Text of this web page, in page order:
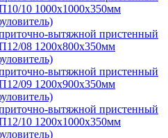
10 1000х1000х350мм
вытяжной пристенный
08 1200х800х350мм
вытяжной пристенный
09 1200х900х350мм
вытяжной пристенный
10 1200х1000х350мм